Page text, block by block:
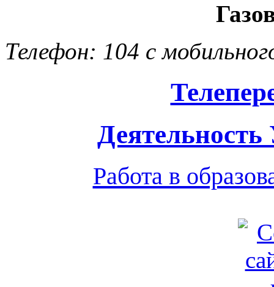
Телефон: 104 с
Работа в